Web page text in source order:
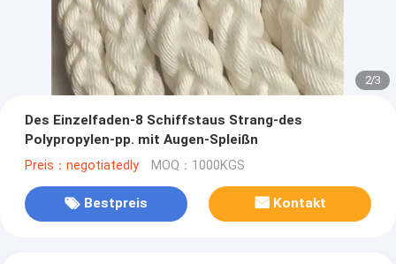
2/3
Des Einzelfaden-8 Schiffstaus Strang-des
Polypropylen-pp. mit Augen-Spleißn
Preis：negotiatedly MOQ：1000KGS
Bestpreis Kontakt